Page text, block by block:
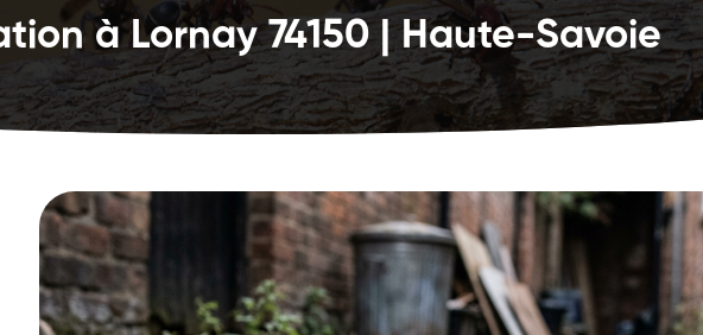
à Lornay 74150 | Haute-Savoie